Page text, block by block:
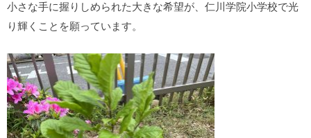
小さな手に握りしめられた大きな希望が、仁川学院小学校で光
り輝くことを願っています。